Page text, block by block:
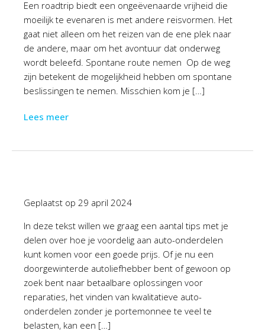
Een roadtrip biedt een ongeëvenaarde vrijheid die
moeilijk te evenaren is met andere reisvormen. Het
gaat niet alleen om het reizen van de ene plek naar
de andere, maar om het avontuur dat onderweg
wordt beleefd. Spontane route nemen Op de weg
zijn betekent de mogelijkheid hebben om spontane
beslissingen te nemen. Misschien kom je […]
Lees meer
Geplaatst op 29 april 2024
In deze tekst willen we graag een aantal tips met je
delen over hoe je voordelig aan auto-onderdelen
kunt komen voor een goede prijs. Of je nu een
doorgewinterde autoliefhebber bent of gewoon op
zoek bent naar betaalbare oplossingen voor
reparaties, het vinden van kwalitatieve auto-
onderdelen zonder je portemonnee te veel te
belasten, kan een […]